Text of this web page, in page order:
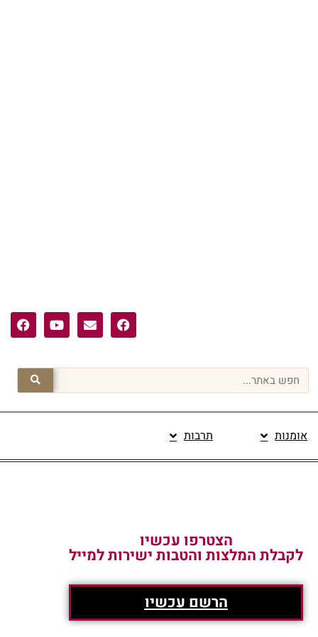
אומנות תרבות
הצטרפו עכשיו
לקבלת המלצות והטבות ישירות למייל
הרשם עכשיו